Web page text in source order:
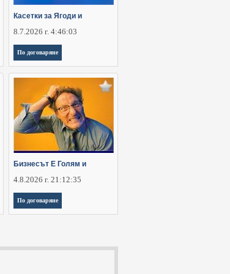
Касетки за Ягоди и
8.7.2026 г. 4:46:03
По договаряне
Бизнесът Е Голям и
4.8.2026 г. 21:12:35
По договаряне